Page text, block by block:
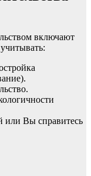
включают
или Вы справитесь